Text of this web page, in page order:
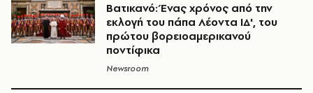
Βατικανό: Ένας χρόνος από την
εκλογή του πάπα Λέοντα ΙΔ', του
πρώτου βορειοαμερικανού
ποντίφικα
Newsroom